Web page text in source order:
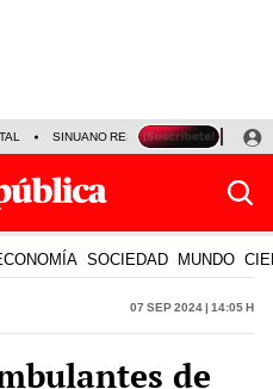
SINUANO RESULTADOS HOY
SOCIEDAD MUNDO
07 Sep 2024 | 14:05 h
de